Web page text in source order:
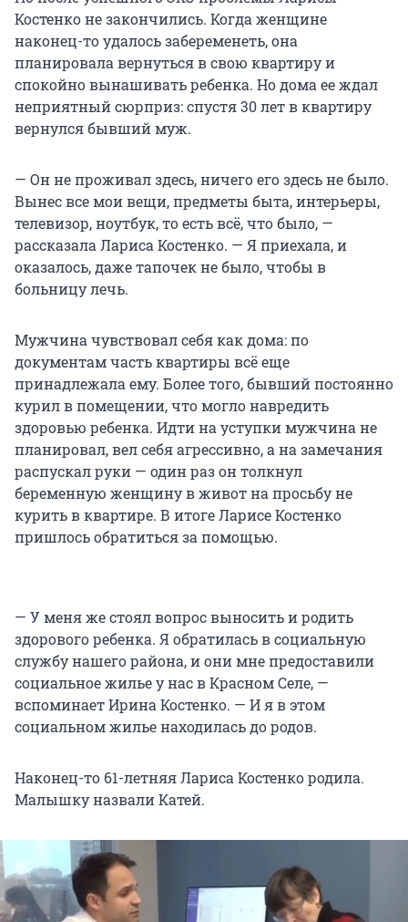
Костенко не закончились. Когда женщине
наконец-то удалось забеременеть, она
планировала вернуться в свою квартиру и
спокойно вынашивать ребенка. Но дома ее ждал
неприятный сюрприз: спустя 30 лет в квартиру
вернулся бывший муж.
— Он не проживал здесь, ничего его здесь не было.
Вынес все мои вещи, предметы быта, интерьеры,
телевизор, ноутбук, то есть всё, что было, —
рассказала Лариса Костенко. — Я приехала, и
оказалось, даже тапочек не было, чтобы в
больницу лечь.
Мужчина чувствовал себя как дома: по
документам часть квартиры всё еще
принадлежала ему. Более того, бывший постоянно
курил в помещении, что могло навредить
здоровью ребенка. Идти на уступки мужчина не
планировал, вел себя агрессивно, а на замечания
распускал руки — один раз он толкнул
беременную женщину в живот на просьбу не
курить в квартире. В итоге Ларисе Костенко
пришлось обратиться за помощью.
— У меня же стоял вопрос выносить и родить
здорового ребенка. Я обратилась в социальную
службу нашего района, и они мне предоставили
социальное жилье у нас в Красном Селе, —
вспоминает Ирина Костенко. — И я в этом
социальном жилье находилась до родов.
Наконец-то 61-летняя Лариса Костенко родила.
Малышку назвали Катей.